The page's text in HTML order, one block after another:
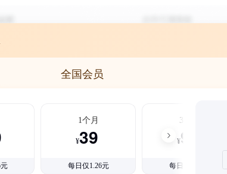
全国会员
1个月
¥39
每日仅1.26元
3个月
¥99
每日仅1.08元